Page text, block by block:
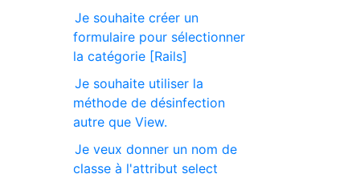
Je souhaite créer un
formulaire pour sélectionner
la catégorie [Rails]
Je souhaite utiliser la
méthode de désinfection
autre que View.
Je veux donner un nom de
classe à l'attribut select